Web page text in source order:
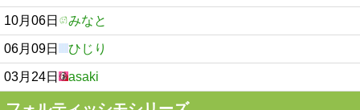
10月06日 みなと
06月09日 ひじり
03月24日 asaki